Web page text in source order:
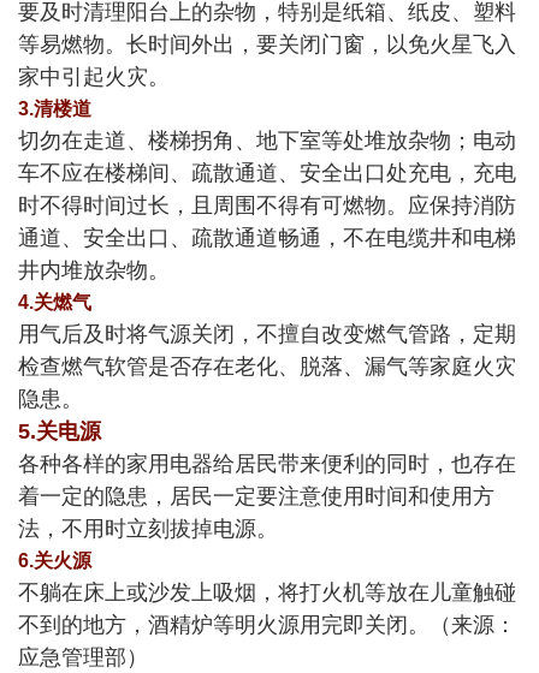
要及时清理阳台上的杂物，特别是纸箱、纸皮、塑料
等易燃物。长时间外出，要关闭门窗，以免火星飞入
家中引起火灾。
3.清楼道
切勿在走道、楼梯拐角、地下室等处堆放杂物；电动
车不应在楼梯间、疏散通道、安全出口处充电，充电
时不得时间过长，且周围不得有可燃物。应保持消防
通道、安全出口、疏散通道畅通，不在电缆井和电梯
井内堆放杂物。
4.关燃气
用气后及时将气源关闭，不擅自改变燃气管路，定期
检查燃气软管是否存在老化、脱落、漏气等家庭火灾
隐患。
5.关电源
各种各样的家用电器给居民带来便利的同时，也存在
着一定的隐患，居民一定要注意使用时间和使用方
法，不用时立刻拔掉电源。
6.关火源
不躺在床上或沙发上吸烟，将打火机等放在儿童触碰
不到的地方，酒精炉等明火源用完即关闭。（来源：
应急管理部）